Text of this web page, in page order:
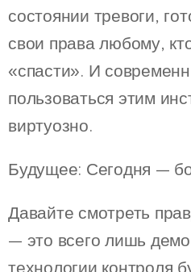
состоянии тревоги,
свои права любому,
«спасти». И
пользоваться этим
виртуозно.
Будущее: Сегодня —
Давайте смотреть
— это всего лишь